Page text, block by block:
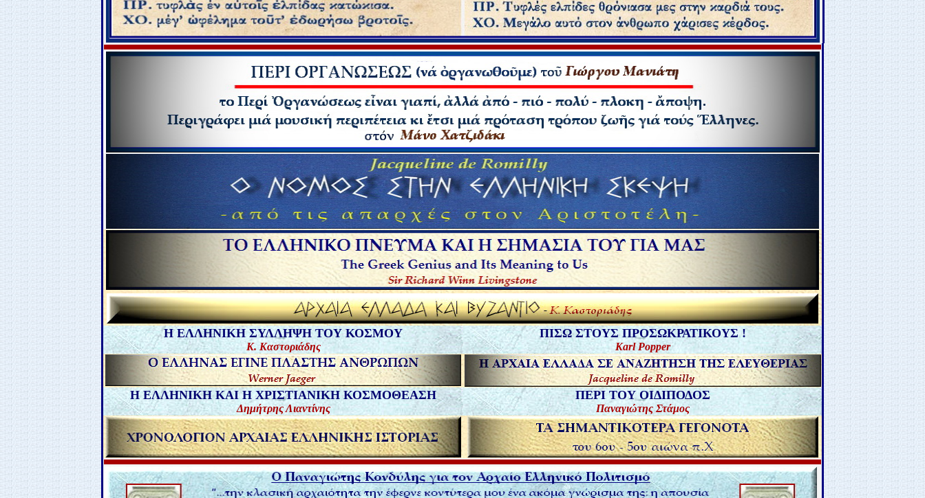
Η ΕΛΛΗΝΙΚΗ ΣΥΛΛΗΨΗ ΤΟΥ ΚΟΣΜΟΥ
Κ. Καστοριάδης
ΠΙΣΩ ΣΤΟΥΣ ΠΡΟΣΩΚΡΑΤΙΚΟΥΣ!
Karl Popper
Η ΕΛΛΗΝΙΚΗ ΚΑΙ Η ΧΡΙΣΤΙΑΝΙΚΗ ΚΟΣΜΟΘΕΑΣΗ
Δημήτρης Λιαντίνης
ΠΕΡΙ ΤΟΥ ΟΙΔΙΠΟΔΟΣ
ΠαναγιώτηςΣτάμος